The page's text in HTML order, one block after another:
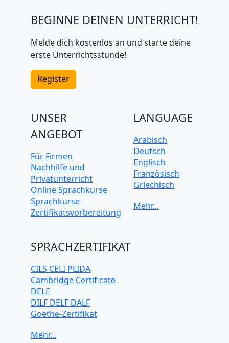
BEGINNE DEINEN UNTERRICHT!
Melde dich kostenlos an und starte deine
erste Unterrichtsstunde!
Register
UNSER
ANGEBOT
Für Firmen
Nachhilfe und
Privatunterricht
Online Sprachkurse
Sprachkurse
Zertifikatsvorbereitung
LANGUAGE
Arabisch
Deutsch
Englisch
Französisch
Griechisch
Japanisch
SPRACHZERTIFIKAT
CILS CELI PLIDA
Cambridge Certificate
DELE
DILF DELF DALF
Goethe-Zertifikat
TELC